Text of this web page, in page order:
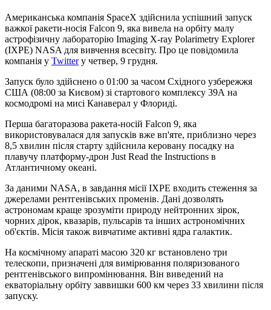
Американська компанія SpaceX здійснила успішний запуск
важкої ракети-носія Falcon 9, яка вивела на орбіту малу
астрофізичну лабораторію Imaging X-ray Polarimetry Explorer
(IXPE) NASA для вивчення всесвіту. Про це повідомила
компанія у Twitterу четвер, 9 грудня.
Запуск було здійснено о 01:00 за часом Східного узбережжя
США (08:00 за Києвом) зі стартового комплексу 39А на
космодромі на мисі Канаверал у Флориді.
Перша багаторазова ракета-носій Falcon 9, яка
використовувалася для запусків вже вп'яте, приблизно через
8,5 хвилин після старту здійснила керовану посадку на
плавучу платформу-дрон Just Read the Instructions в
Атлантичному океані.
За даними NASA, в завдання місії IXPE входить стеження за
джерелами рентгенівських променів. Дані дозволять
астрономам краще зрозуміти природу нейтронних зірок,
чорних дірок, квазарів, пульсарів та інших астрономічних
об'єктів. Місія також вивчатиме активні ядра галактик.
На космічному апараті масою 320 кг встановлено три
телескопи, призначені для вимірювання поляризованого
рентгенівського випромінювання. Він виведений на
екваторіальну орбіту заввишки 600 км через 33 хвилини після
запуску.